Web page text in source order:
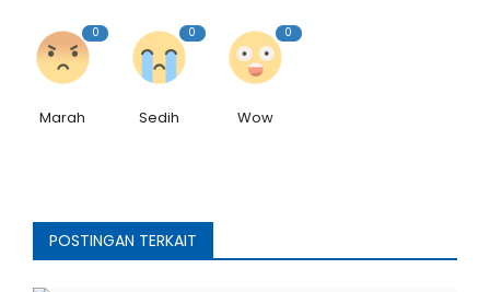
0
Marah
0
Sedih
0
Wow
POSTINGAN TERKAIT